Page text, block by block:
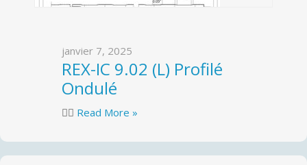
janvier 7, 2025
REX-IC 9.02 (L) Profilé
Ondulé
 Read More »